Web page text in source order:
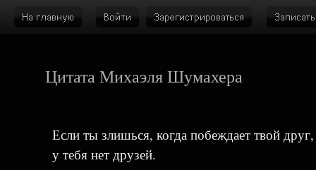
Цитата Михаэля Шумахера
Если ты злишься, когда побеждает твой друг,
у тебя нет друзей.